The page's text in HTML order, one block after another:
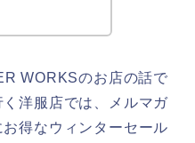
WORKSのお店の話で
洋服店では、メルマガ
得なウィンターセール